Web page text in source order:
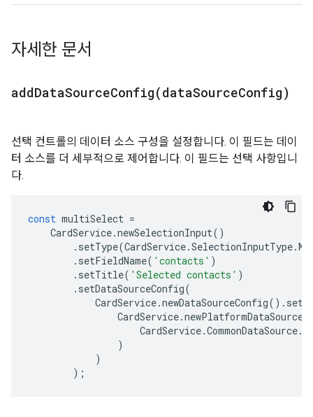
자세한 문서
addDataSourceConfig(dataSourceConfig)
선택 컨트롤의 데이터 소스 구성을 설정합니다. 이 필드는 데이
터 소스를 더 세부적으로 제어합니다. 이 필드는 선택 사항입니
다.
const multiSelect =
CardService.newSelectionInput()
. setType(CardService.SelectionInputType.
. setFieldName( 'contacts' )
. setTitle( 'Selected contacts' )
. setDataSourceConfig(
CardService.newDataSourceConfig().
CardService.newPlatformDataSource
CardService.CommonDataSource.
)
)
);